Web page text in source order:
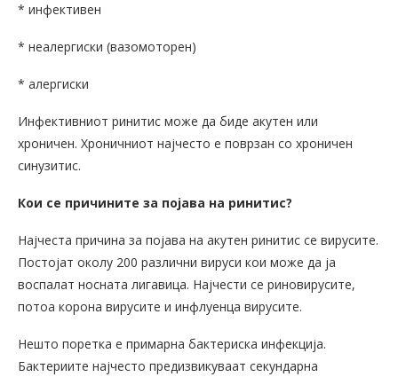
* инфективен
* неалергиски (вазомоторен)
* алергиски
Инфективниот ринитис може да биде акутен или
хроничен. Хроничниот најчесто е поврзан со хроничен
синузитис.
Кои се причините за појава на ринитис?
Најчеста причина за појава на акутен ринитис се вирусите.
Постојат околу 200 различни вируси кои може да ја
воспалат носната лигавица. Најчести се риновирусите,
потоа корона вирусите и инфлуенца вирусите.
Нешто поретка е примарна бактериска инфекција.
Бактериите најчесто предизвикуваат секундарна